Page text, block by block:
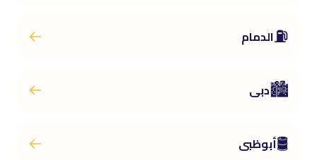
⛽الدمام
🏙️دبى
🛢️أبوظبى